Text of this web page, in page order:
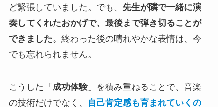
ど緊張していました。でも、 先生が隣で一緒に演
奏してくれたおかげで、最後まで弾き切ることが
できました。 終わった後の晴れやかな表情は、今
でも忘れられません。
こうした「 成功体験」を積み重ねることで、音楽
の技術だけでなく、
自己肯定感も育まれていくの